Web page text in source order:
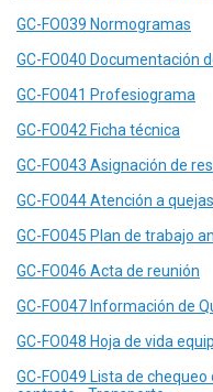
GC-FO039 Normogramas
GC-FO040 Documentación
GC-FO041 Profesiograma
GC-FO042 Ficha técnica
GC-FO043 Asignación de
GC-FO044 Atención a
GC-FO045 Plan de trabajo
GC-FO046 Acta de reunión
GC-FO047 Información de
GC-FO048 Hoja de vida
GC-FO049 Lista de